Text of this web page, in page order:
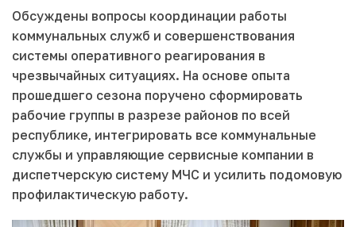
Обсуждены вопросы координации работы
коммунальных служб и совершенствования
системы оперативного реагирования в
чрезвычайных ситуациях. На основе опыта
прошедшего сезона поручено сформировать
рабочие группы в разрезе районов по всей
республике, интегрировать все коммунальные
службы и управляющие сервисные компании в
диспетчерскую систему МЧС и усилить подомовую
профилактическую работу.